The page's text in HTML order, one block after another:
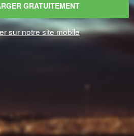
GRATUITEMENT
sur notre site mobile